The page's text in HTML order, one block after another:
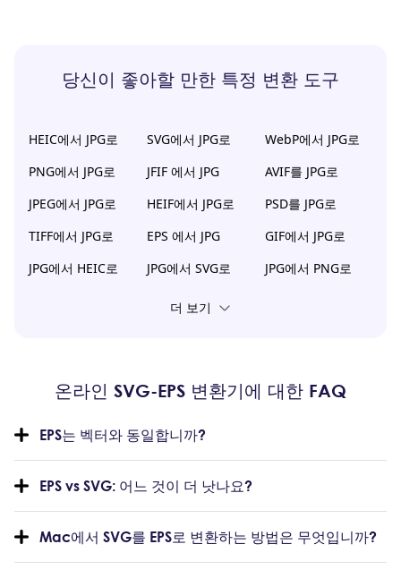
당신이 좋아할 만한 특정 변환 도구
HEIC에서 JPG로 SVG에서 JPG로
WebP에서 JPG로
PNG에서 JPG로
JFIF 에서 JPG
AVIF를 JPG로
JPEG에서 JPG로
HEIF에서 JPG로
PSD를 JPG로
TIFF에서 JPG로
EPS 에서 JPG
GIF에서 JPG로
JPG에서 HEIC로
JPG에서 SVG로 JPG에서 PNG로
더 보기
온라인 SVG-EPS 변환기에 대한 FAQ
EPS는 벡터와 동일합니까?
EPS vs SVG: 어느 것이 더 낫나요?
Mac에서 SVG를 EPS로 변환하는 방법은 무엇입니까?